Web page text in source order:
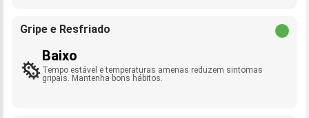
Gripe e Resfriado
Baixo
Tempo estável e temperaturas amenas reduzem sintomas
gripais. Mantenha bons hábitos.